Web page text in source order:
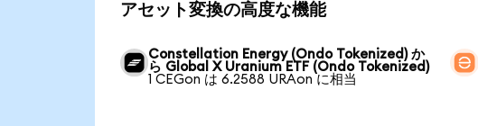
アセット変換の高度な機能
Constellation Energy (Ondo Tokenized) か
ら Global X Uranium ETF (Ondo Tokenized)
1 CEGon は 6.2588 URAon に相当